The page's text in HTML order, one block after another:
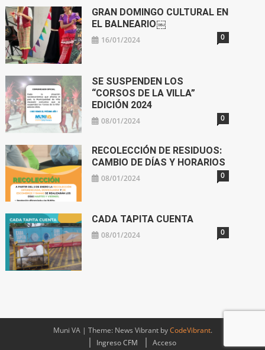
GRAN DOMINGO CULTURAL EN
EL BALNEARIO￼
16/01/2024 0
SE SUSPENDEN LOS
“CORSOS DE LA VILLA”
EDICIÓN 2024
08/01/2024 0
RECOLECCIÓN DE RESIDUOS:
CAMBIO DE DÍAS Y HORARIOS
08/01/2024 0
CADA TAPITA CUENTA
08/01/2024 0
Muni VA | Theme: News Vibrant byCodeVibrant.
Ingreso CFM
Acceso